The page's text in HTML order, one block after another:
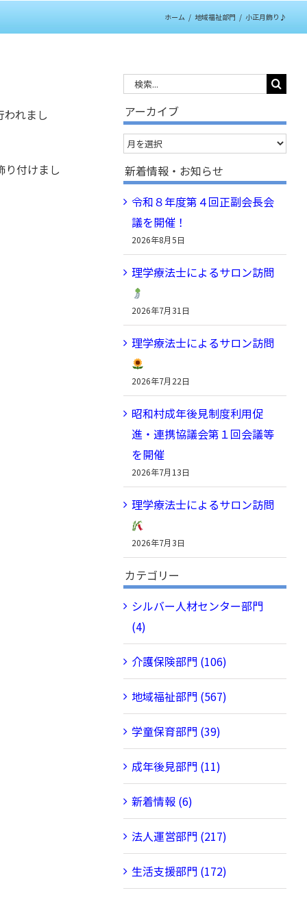
ホーム / 地域福祉部門 / 小正月飾り♪
れまし
り付けまし
…
アーカイブ
ア
ー
カ
イ
ブ
新着情報・お知らせ
令和８年度第４回正副会長会
議を開催！
2026年8月5日
理学療法士によるサロン訪問
2026年7月31日
理学療法士によるサロン訪問
2026年7月22日
昭和村成年後見制度利用促
進・連携協議会第１回会議等
を開催
2026年7月13日
理学療法士によるサロン訪問
2026年7月3日
カテゴリー
シルバー人材センター部門
(4)
介護保険部門 (106)
地域福祉部門 (567)
学童保育部門 (39)
成年後見部門 (11)
新着情報 (6)
法人運営部門 (217)
生活支援部門 (172)